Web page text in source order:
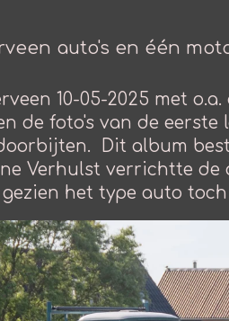
auto's en één moto
10-05-2025 met
de foto's van de
Dit album
Verhulst verrichtte
het type auto